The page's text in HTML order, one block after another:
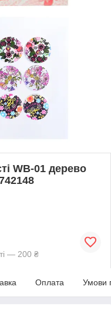
WB-01 дерево
— 200 ₴
Оплата Умови